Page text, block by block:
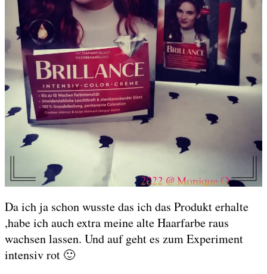
Da ich ja schon wusste das ich das Produkt erhalte
,habe ich auch extra meine alte Haarfarbe raus
wachsen lassen. Und auf geht es zum Experiment
intensiv rot 🙂